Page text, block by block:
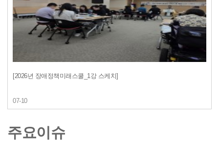
[2026년 장애정책미래스쿨_1강 스케치]
07-10
주요이슈